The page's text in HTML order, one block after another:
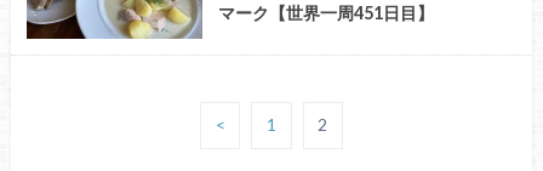
マーク【世界一周451日目】
< 1 2